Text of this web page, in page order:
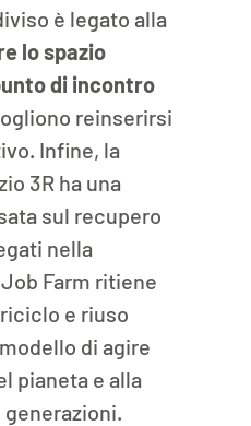
è legato alla
lo spazio
di incontro
reinserirsi
Infine, la
3R ha una
sul recupero
nella
Farm ritiene
e riuso
di agire
pianeta e alla